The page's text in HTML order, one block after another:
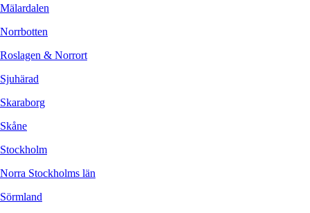
Mälardalen
Norrbotten
Roslagen & Norrort
Sjuhärad
Skaraborg
Skåne
Stockholm
Norra Stockholms län
Sörmland